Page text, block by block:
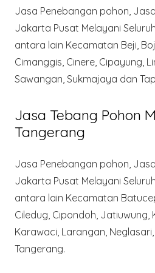
Jasa Penebangan pohon,
Jakarta Pusat Melayani
antara lain Kecamatan Beji,
Cimanggis, Cinere, Cipayung,
Sawangan, Sukmajaya dan
Jasa Tebang Pohon
Tangerang
Jasa Penebangan pohon,
Jakarta Pusat Melayani
antara lain Kecamatan
Ciledug, Cipondoh, Jatiuwung,
Karawaci, Larangan,
Tangerang.